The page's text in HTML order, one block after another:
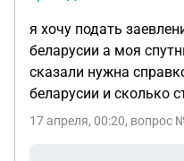
я хочу подать
беларусии а моя
сказали нужна
беларусии и сколько
17 апреля, 00:20, вопрос